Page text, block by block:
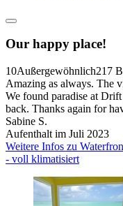
Our happy place!
10Außergewöhnlich217
Amazing as always. The
We found paradise at
back. Thanks again for
Sabine S.
Aufenthalt im Juli 2023
Weitere Infos zu
- voll klimatisiert